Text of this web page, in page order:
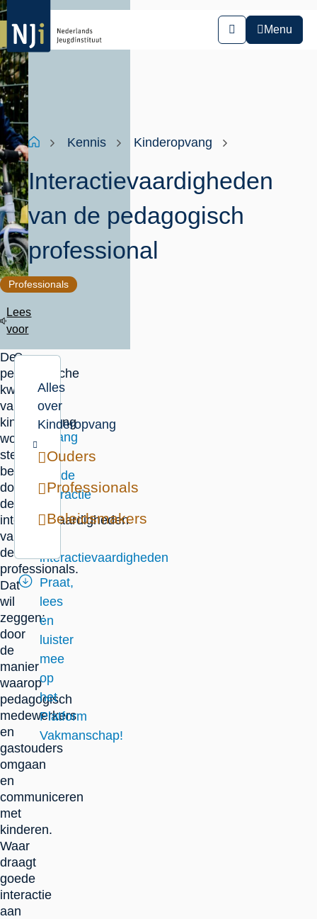
Overslaan
en
naar
de
inhoud
gaan
Zoeken
Menu
Kruimelpad
HomeKennis Kinderopvang
Interactievaardigheden
van de pedagogisch
professional
Professionals
Lees
voor
De
pedagogische
kwaliteit
van
kinderopvang
wordt
sterk
bepaald
door
de
interactievaardigheden
van
de
professionals.
Dat
wil
zeggen:
door
de
manier
waarop
pedagogisch
medewerkers
en
gastouders
omgaan
en
communiceren
met
kinderen.
Waar
draagt
goede
interactie
aan
Op
pagina
Het
belang
van
goede
interactie
De
interactievaardigheden
Praat,
lees
en
luister
mee
op
het
Platform
Vakmanschap!
Alles
over
Kinderopvang
Ouders
Professionals
Beleidsmakers